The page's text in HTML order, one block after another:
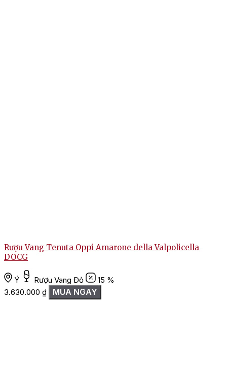
Rượu Vang Tenuta Oppi Amarone della Valpolicella
DOCG
Ý Rượu Vang Đỏ
15 %
3.630.000 ₫ MUA NGAY